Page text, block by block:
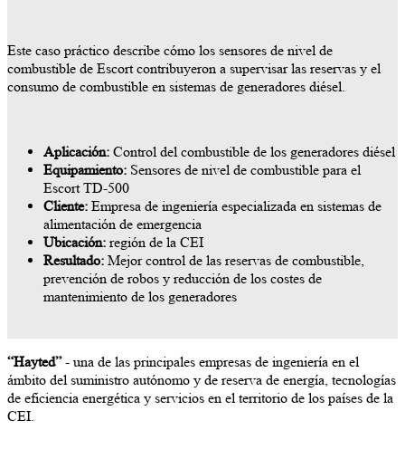
Este caso práctico describe cómo los sensores de nivel de
combustible de Escort contribuyeron a supervisar las reservas y el
consumo de combustible en sistemas de generadores diésel.
Aplicación: Control del combustible de los generadores diésel
Equipamiento: Sensores de nivel de combustible para el
Escort TD-500
Cliente: Empresa de ingeniería especializada en sistemas de
alimentación de emergencia
Ubicación: región de la CEI
Resultado: Mejor control de las reservas de combustible,
prevención de robos y reducción de los costes de
mantenimiento de los generadores
“Hayted”- una de las principales empresas de ingeniería en el
ámbito del suministro autónomo y de reserva de energía, tecnologías
de eficiencia energética y servicios en el territorio de los países de la
CEI.